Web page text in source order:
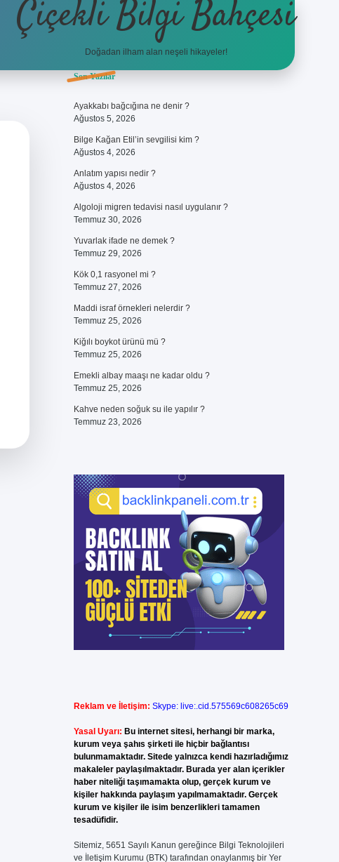
Çiçekli Bilgi Bahçesi
Doğadan ilham alan neşeli hikayeler!
Sidebar
Son Yazılar
Ayakkabı bağcığına ne denir ?
Ağustos 5, 2026
Bilge Kağan Etil’in sevgilisi kim ?
Ağustos 4, 2026
Anlatım yapısı nedir ?
Ağustos 4, 2026
Algoloji migren tedavisi nasıl uygulanır ?
Temmuz 30, 2026
Yuvarlak ifade ne demek ?
Temmuz 29, 2026
Kök 0,1 rasyonel mi ?
Temmuz 27, 2026
Maddi israf örnekleri nelerdir ?
Temmuz 25, 2026
Kiğılı boykot ürünü mü ?
Temmuz 25, 2026
Emekli albay maaşı ne kadar oldu ?
Temmuz 25, 2026
Kahve neden soğuk su ile yapılır ?
Temmuz 23, 2026
Reklam ve İletişim: Skype: live:.cid.575569c608265c69
Yasal Uyarı: Bu internet sitesi, herhangi bir marka,
kurum veya şahıs şirketi ile hiçbir bağlantısı
bulunmamaktadır. Sitede yalnızca kendi hazırladığımız
makaleler paylaşılmaktadır. Burada yer alan içerikler
haber niteliği taşımamakta olup, gerçek kurum ve
kişiler hakkında paylaşım yapılmamaktadır. Gerçek
kurum ve kişiler ile isim benzerlikleri tamamen
tesadüfidir.
Sitemiz, 5651 Sayılı Kanun gereğince Bilgi Teknolojileri
ve İletişim Kurumu (BTK) tarafından onaylanmış bir Yer